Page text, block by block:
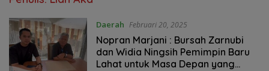
Daerah Februari 20, 2025
Nopran Marjani : Bursah Zarnubi
dan Widia Ningsih Pemimpin Baru
Lahat untuk Masa Depan yang